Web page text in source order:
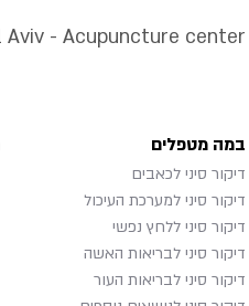
Aviv - Acupuncture center
במה מטפלים
דיקור סיני לכאבים
דיקור סיני למערכת העיכול
דיקור סיני ללחץ נפשי
דיקור סיני לבריאות האשה
דיקור סיני לבריאות העור